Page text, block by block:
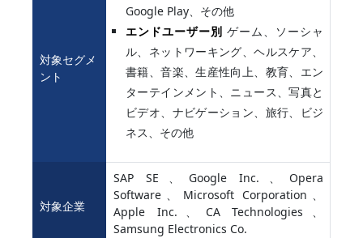
対象セグメ
ント
Google Play、その他
エンドユーザー別 ゲーム、ソーシャ
ル、ネットワーキング、ヘルスケア、
書籍、音楽、生産性向上、教育、エン
ターテインメント、ニュース、写真と
ビデオ、ナビゲーション、旅行、ビジ
ネス、その他
対象企業
SAP SE、Google Inc.、Opera
Software、Microsoft Corporation、
Apple Inc.、CA Technologies、
Samsung Electronics Co.